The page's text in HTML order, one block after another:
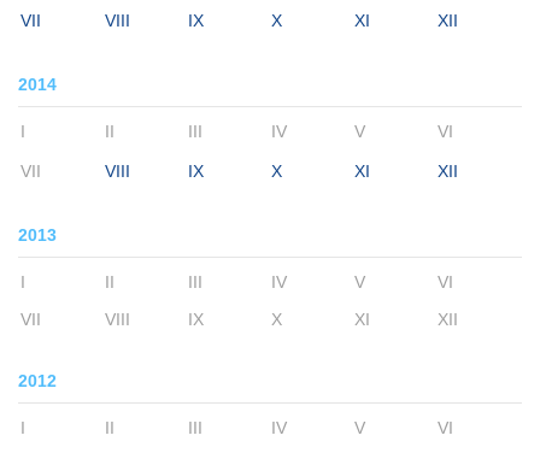
VII VIII IX X XI XII
2014
I II III IV V VI
VII VIII IX X XI XII
2013
I II III IV V
VI
VII
VIII IX X XI XII
2012
I II III IV V
VI